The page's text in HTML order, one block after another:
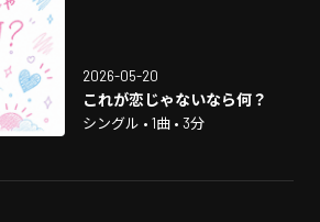
2026-05-20
これが恋じゃないなら何？
シングル • 1曲 • 3分